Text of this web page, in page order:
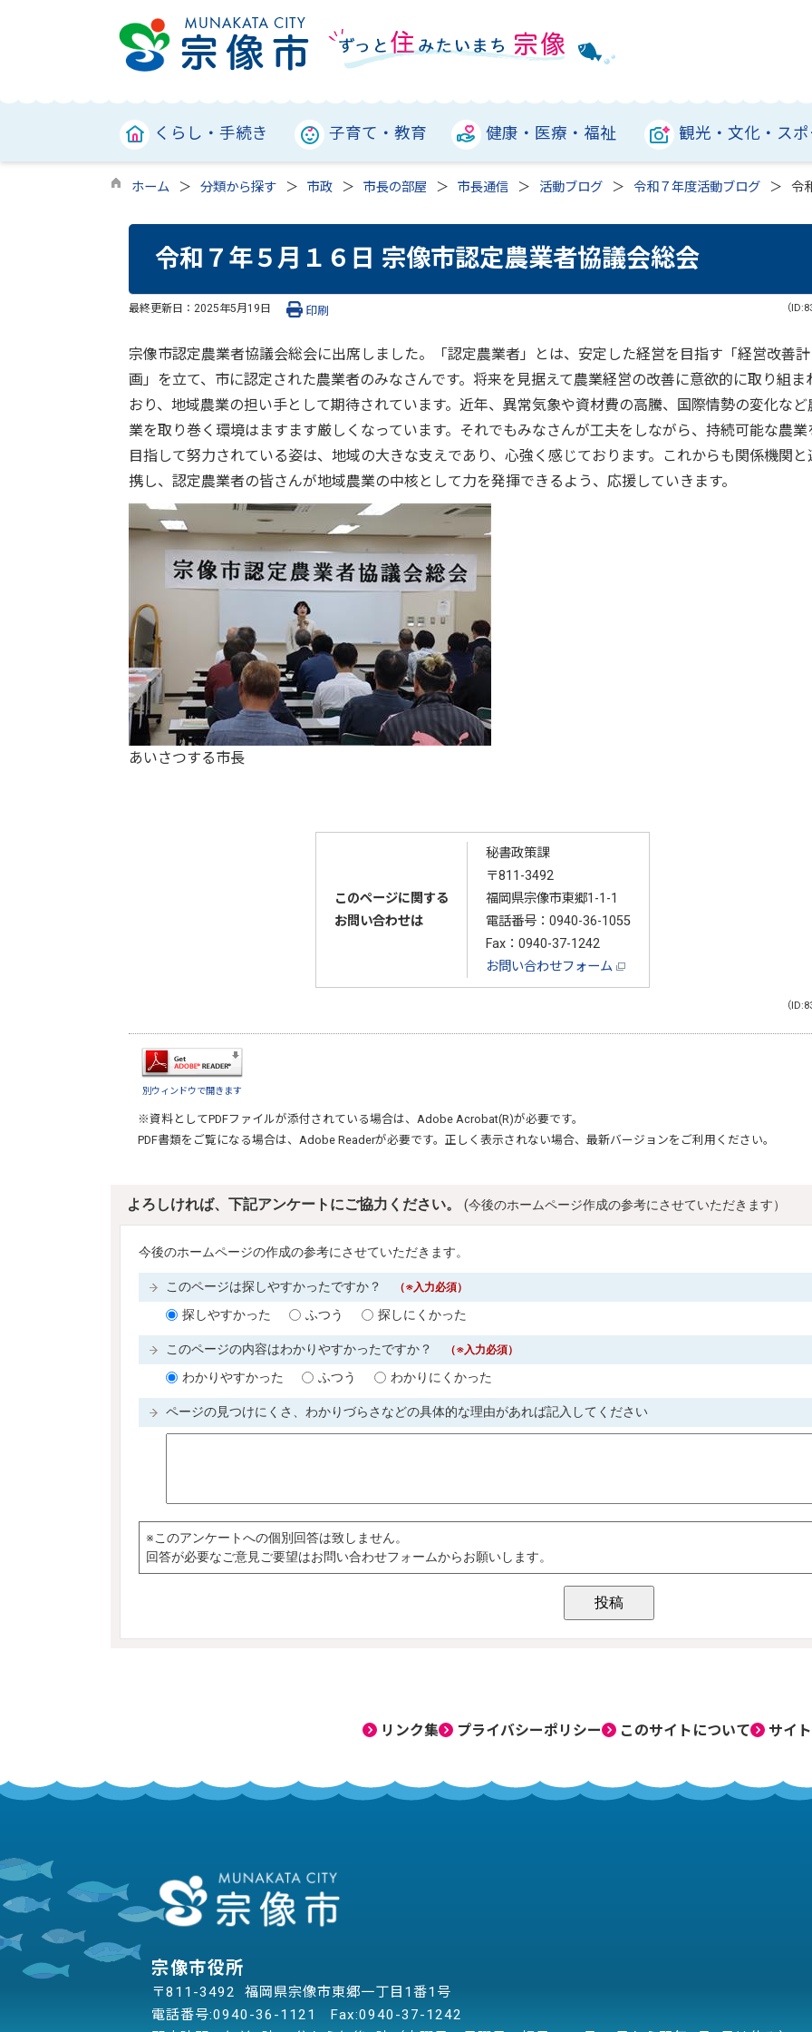
くらし・手続き 子育て・教育 健康・医療・福祉 観光・文化・ス
ホーム 分類から探す 市政 市長の部屋 市長通信 活動ブログ 令和７年度活動ブログ 令
令和７年５月１６日 宗像市認定農業者協議会総会
最終更新日： 2025年5月19日 （
印刷
宗像市認定農業者協議会総会に出席しました。「認定農業者」とは、安定した経営を目指す「経営改善計
画」を立て、市に認定された農業者のみなさんです。将来を見据えて農業経営の改善に意欲的に取り組ま
おり、地域農業の担い手として期待されています。近年、異常気象や資材費の高騰、国際情勢の変化など
業を取り巻く環境はますます厳しくなっています。それでもみなさんが工夫をしながら、持続可能な農業
目指して努力されている姿は、地域の大きな支えであり、心強く感じております。これからも関係機関と
携し、認定農業者の皆さんが地域農業の中核として力を発揮できるよう、応援していきます。
あいさつする市長
このページに関する
お問い合わせは
秘書政策課
〒811-3492
福岡県宗像市東郷1-1-1
電話番号： 0940-36-1055
Fax：0940-37-1242
お問い合わせフォーム
（
別ウィンドウで開きます
※資料としてPDFファイルが添付されている場合は、 Adobe Acrobat(R)が必要です。
PDF書類をご覧になる場合は、 Adobe Readerが必要です。正しく表示されない場合、最新バージョンをご利用ください。
リンク集 プライバシーポリシー このサイトについて サイ
宗像市役所
〒811-3492 福岡県宗像市東郷一丁目1番1号
電話番号:0940-36-1121
Fax:0940-37-1242